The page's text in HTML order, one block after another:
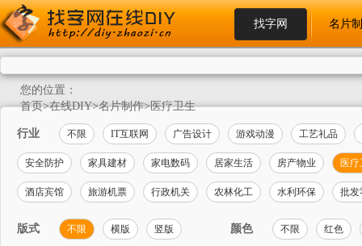
找字网 名片
您的位置：
首页>在线DIY>名片制作>医疗卫生
行业 不限 IT互联网 广告设计 游戏动漫 工艺礼品
安全防护 家具建材 家电数码 居家生活 房产物业 医
酒店宾馆 旅游机票 行政机关 农林化工 水利环保 批发
版式 不限 横版 竖版 颜色 不限 红色